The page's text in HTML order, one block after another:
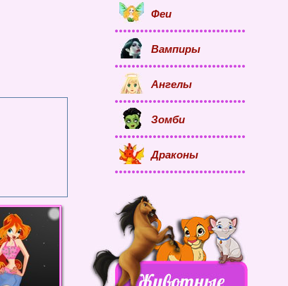
Феи
Вампиры
Ангелы
Зомби
Драконы